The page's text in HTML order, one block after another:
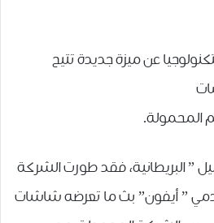
عن ﻣﻴﺰﺓ ﺟﺪﻳﺪﺓ تتيح
ﺍﻟﻤﺤﻤﻮﻟﺔ.
ﺍﻟﺒﺮﻳﻄﺎﻧﻴﺔ، فقد طورت ﺍﻟﺸﺮﻛﺔ
” ﺃﻳﻔﻮﻥ” ﺑﺚ ﻣﺎ ﺗﻌﺮﺿﻪ ﺷﺎﺷﺎﺕ